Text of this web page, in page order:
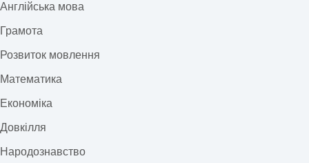
Англійська мова
Грамота
Розвиток мовлення
Математика
Економіка
Довкілля
Народознавство